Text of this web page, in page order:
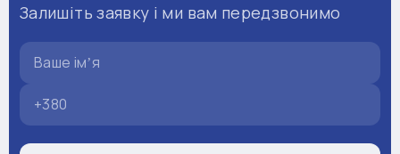
Залишіть заявку і ми вам передзвонимо